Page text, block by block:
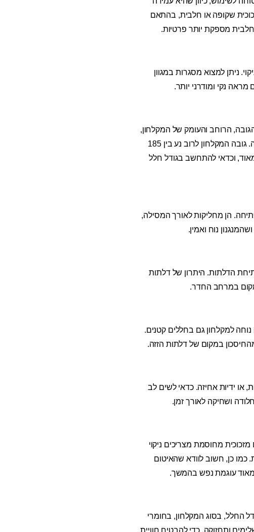
שקופה או חלבית, בהתאם
מספקת יותר פרטיות.
ניתן למצוא מסגרות במגוון
נקי ומודרני יותר.
הרוחב והעומק של המקלחון,
וגם את מרחב הפתיחה של הדלתות – במיוחד אם מדובר בדלתות פתיחה ולא דלתות הזזה. גובה המקלחון לרוב נע בין 185
מאוד, וכדאי להתחשב בגודל חלל
הן מחליקות לאורך המסילה,
נוח ואמין.
הדלתות. היתרון של דלתות
במרחב החדר.
למקלחון גם בחללים קטנים.
במקום של דלתות הזזה.
או ידיות אחיזה. כדאי לשים לב
ושחיקה לאורך זמן.
מחוסמת מצריכים ניקוי
כמו כן, חשוב לוודא שהאיטום
מאוד עוגמת נפש בהמשך.
החלל, בסוג המקלחון, בחומרי
ותחזוקה, כדי להבטיח חוויית